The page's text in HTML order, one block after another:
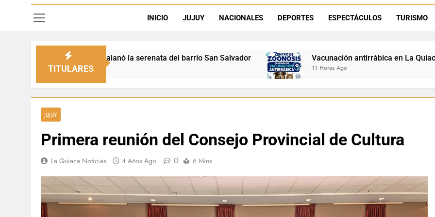
Retirados de Gendarmería en La Quiaca: realizarán una
INICIO JUJUY NACIONALES DEPORTES ESPECTÁCULOS TURISMO
TITULARES
la serenata del barrio San Salvador Vacunación antirrábica en La Quiaca: el operativo llegará a
JUJUY
Primera reunión del Consejo Provincial de Cultura
La Quiaca Noticias 4 Años Ago 0 6 Mins